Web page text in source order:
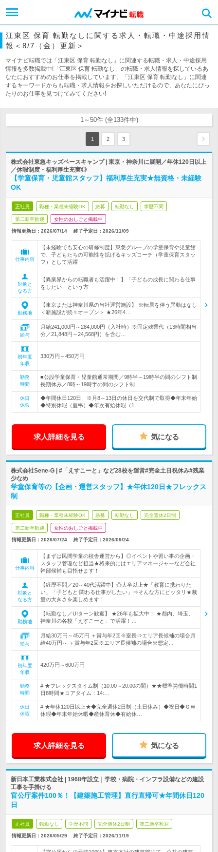
江東区 保育 転勤なしに関する求人・転職・中途採用情
報＜8/7（金）更新＞
マイナビ転職では「江東区 保育 転勤なし」に関連する転職・求人・中途採用
情報を多数掲載中!「江東区 保育 転勤なし」の転職・求人情報を探しているあ
なたにおすすめのお仕事を掲載しています。「江東区 保育 転勤なし」に関連
するキーワードからも転職・求人情報をお探しいただけるので、あなたにぴっ
たりのお仕事を見つけてみてください!
1～50件 (全133件中)
1 2 3
株式会社東急キッズベースキャンプ | 東京・神奈川に展開／年休120日以上
／休暇制度・福利厚生充実◎
【学童保育・児童館スタッフ】福利厚生充実★無資格・未経験
OK
正社員 職種・業種未経験OK 急募 転勤なし 学歴不問
第二新卒歓迎 女性のおしごと掲載中
情報更新日：2026/07/14 終了予定日： 2026/11/09
仕事内容
【未経験でも安心の研修制度】東急グループの学童保育や児童館
で、子どもたちの可能性を拡げるキッズコーチ（学童保育スタッ
フ）として活躍
対象と
なる方
【異業界からの転職者も活躍中！】「子どもの成長に関わる仕事
をしたい」という方
勤務地
【東京または神奈川県の当社運営施設】 ※転居を伴う異動はなし
＜新施設が続々オープン＞ ★26年4…
給与
月給241,000円～284,000円（入社時）※固定残業代（13時間相当
分／21,848円～24,568円）を含む…
初年度
年収
330万円～450万円
勤務
時間
■公設学童保育・児童館通常期間／9時半～19時半の間のシフト制
長期休み／8時～19時半の間のシフト制…
休日
休暇
◆年間休日120日 ※月8～13日の休日を交代制で取得◆年末年始
◆特別休暇（慶弔）◆年次有給休暇（1…
求人詳細を見る 気になる
株式会社Sene-G | #「えすこーと」など28校を運営#完全土日祝休み#残業
少なめ
学童保育等の【企画・運営スタッフ】★年休120日★フレックス
制
正社員 職種・業種未経験OK 急募 転勤なし 完全週休2日制
第二新卒歓迎 女性のおしごと掲載中
情報更新日：2026/07/24 終了予定日： 2026/09/24
仕事内容
【まずは民間学童の校舎運営から】◎イベントや習い事の企画・
スタッフ管理など担当★将来的にはエリアマネージャーなど会社
幹部候補も目指せます！
対象と
なる方
【経歴不問／20～40代活躍中】◎大卒以上★「教育に携わりた
い」「子どもと 関わる仕事がしたい」⇒そんな方にピッタリ★裁
量の大きさを楽しめます！
勤務地
【転勤なし／UIターン歓迎】 ★26年も拡大中！ ★都内、埼玉、
神奈川の各校「えすこーと」で活躍！…
給与
月給30万円～45万円 ＋賞与年2回※室長⇒エリア長候補の場合月
給40万円～ ＋賞与年2回※エリア長候補の場合※想定…
初年度
年収
420万円～600万円
勤務
時間
# ★フレックスタイム制（10:00～20:00の間）★★標準労働時間1
日8時間★コアタイム：14:…
休日
休暇
# ★年休120日以上★◆完全週休2日制（土日休み）◆祝日◆ＧＷ
休暇◆年末年始休暇◆産休育休◆有給休…
求人詳細を見る 気になる
新日本工業株式会社 | 1968年設立｜学校・病院・インフラ設備などの建設
工事を手掛ける
官公庁案件100％！【建築施工管理】直行直帰可★年間休日120
日
正社員 転勤なし 学歴不問 完全週休2日制 第二新卒歓迎
情報更新日：2026/05/29 終了予定日： 2026/11/19